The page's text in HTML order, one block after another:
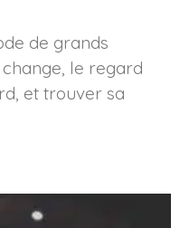
de grands
le regard
et trouver sa